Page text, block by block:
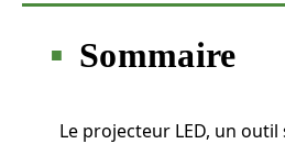
Sommaire
Le projecteur LED, un